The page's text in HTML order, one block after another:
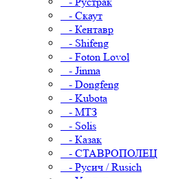
- Скаут
- Кентавр
- Shifeng
- Foton Lovol
- Jinma
- Dongfeng
- Kubota
- МТЗ
- Solis
- Казак
- СТАВРОПОЛЕЦ
- Русич / Rusich